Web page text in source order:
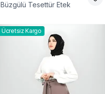
Büzgülü Tesettür Etek
Ücretsiz Kargo